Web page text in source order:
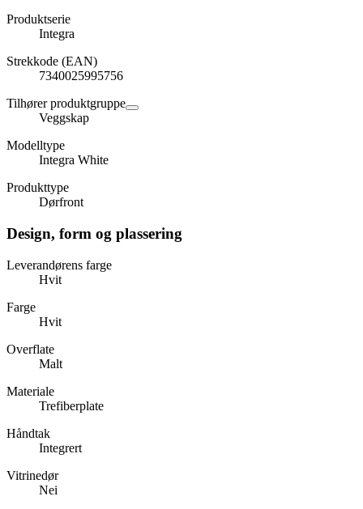
Produktserie
Integra
Strekkode (EAN)
7340025995756
Tilhører produktgruppe
Veggskap
Modelltype
Integra White
Produkttype
Dørfront
Design, form og plassering
Leverandørens farge
Hvit
Farge
Hvit
Overflate
Malt
Materiale
Trefiberplate
Håndtak
Integrert
Vitrinedør
Nei